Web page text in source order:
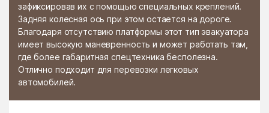
зафиксировав их с помощью специальных креплений.
Задняя колесная ось при этом остается на дороге.
Благодаря отсутствию платформы этот тип эвакуатора
имеет высокую маневренность и может работать там,
где более габаритная спецтехника бесполезна.
Отлично подходит для перевозки легковых
автомобилей.
Рождествено Ромашково
Рошаль Руза
Румянцево Рыбное
Рыболово Рылеево